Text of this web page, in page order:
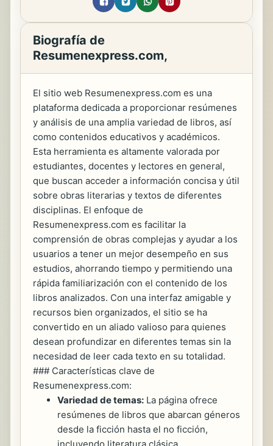
Biografía de
Resumenexpress.com,
El sitio web Resumenexpress.com es una
plataforma dedicada a proporcionar resúmenes
y análisis de una amplia variedad de libros, así
como contenidos educativos y académicos.
Esta herramienta es altamente valorada por
estudiantes, docentes y lectores en general,
que buscan acceder a información concisa y útil
sobre obras literarias y textos de diferentes
disciplinas. El enfoque de
Resumenexpress.com es facilitar la
comprensión de obras complejas y ayudar a los
usuarios a tener un mejor desempeño en sus
estudios, ahorrando tiempo y permitiendo una
rápida familiarización con el contenido de los
libros analizados. Con una interfaz amigable y
recursos bien organizados, el sitio se ha
convertido en un aliado valioso para quienes
desean profundizar en diferentes temas sin la
necesidad de leer cada texto en su totalidad.
### Características clave de
Resumenexpress.com:
Variedad de temas: La página ofrece
resúmenes de libros que abarcan géneros
desde la ficción hasta el no ficción,